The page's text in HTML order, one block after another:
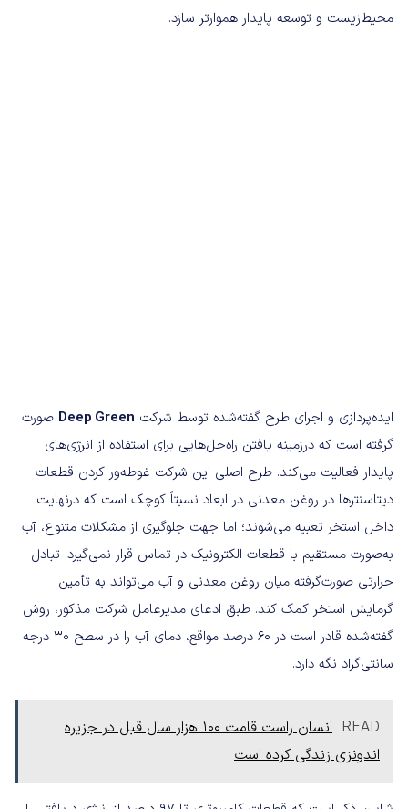
محیط‌زیست و توسعه پایدار هموارتر سازد.
ایده‌پردازی و اجرای طرح گفته‌شده توسط شرکت Deep Green صورت
گرفته است که درزمینه یافتن راه‌حل‌هایی برای استفاده از انرژی‌های
پایدار فعالیت می‌کند. طرح اصلی این شرکت غوطه‌ور کردن قطعات
دیتاسنترها در روغن معدنی در ابعاد نسبتاً کوچک است که درنهایت
داخل استخر تعبیه می‌شوند؛ اما جهت جلوگیری از مشکلات متنوع، آب
به‌صورت مستقیم با قطعات الکترونیک در تماس قرار نمی‌گیرد. تبادل
حرارتی صورت‌گرفته میان روغن معدنی و آب می‌تواند به تأمین
گرمایش استخر کمک کند. طبق ادعای مدیرعامل شرکت مذکور، روش
گفته‌شده قادر است در ۶۰ درصد مواقع، دمای آب را در سطح ۳۰ درجه
سانتی‌گراد نگه دارد.
READ
انسان راست قامت ۱۰۰ هزار سال قبل در جزیره
اندونزی زندگی کرده است